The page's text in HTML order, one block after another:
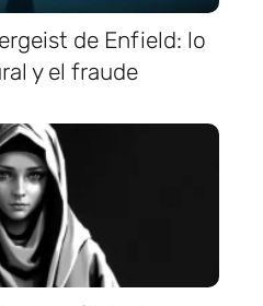
de Enfield: lo
y el fraude